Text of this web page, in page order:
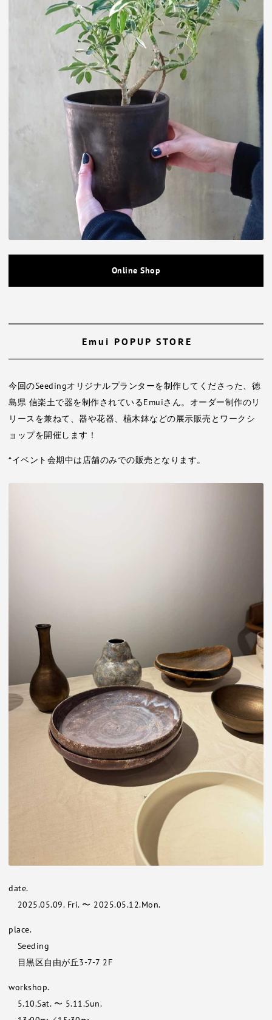
Online Shop
Emui POPUP STORE
今回のSeedingオリジナルプランターを制作してくださった、徳
島県 信楽土で器を制作されているEmuiさん。オーダー制作のリ
リースを兼ねて、器や花器、植木鉢などの展示販売とワークシ
ョップを開催します！
*イベント会期中は店舗のみでの販売となります。
date.
2025.05.09. Fri. 〜 2025.05.12.Mon.
place.
Seeding
目黒区自由が丘3-7-7 2F
workshop.
5.10.Sat. 〜 5.11.Sun.